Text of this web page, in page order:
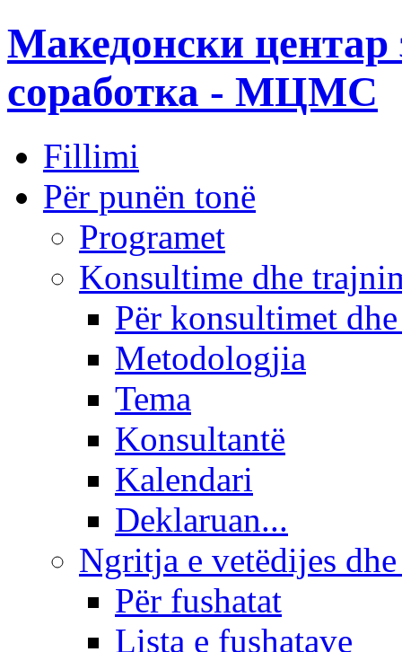
Македонски центар
соработка - МЦМС
Fillimi
Për punën tonë
Programet
Konsultime dhe
Për konsultimet
Metodologjia
Tema
Konsultantë
Kalendari
Deklaruan...
Ngritja e vetëdijes
Për fushatat
Lista e fushatave